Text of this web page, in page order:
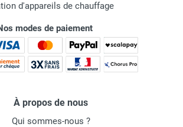
d'appareils de chauffage
modes de paiement
À propos de nous
Qui sommes-nous ?